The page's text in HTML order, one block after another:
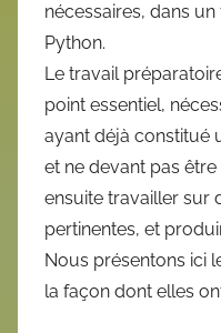
nécessaires, dans
Python.
Le travail
point essentiel,
ayant déjà constitué
et ne devant pas
ensuite travailler sur
pertinentes, et
Nous présentons ici
la façon dont elles